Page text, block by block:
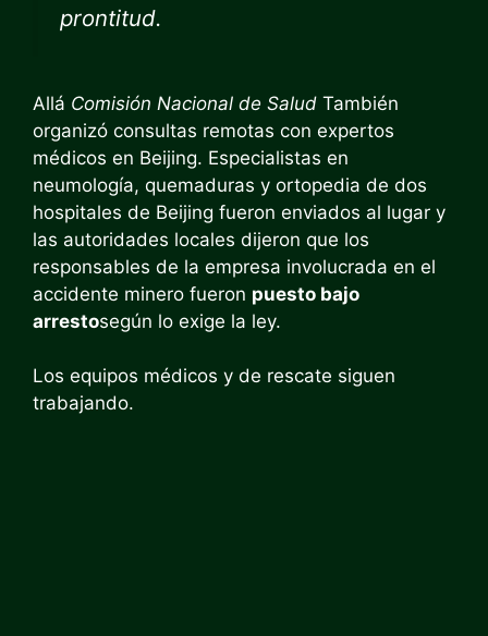
prontitud.
Allá Comisión Nacional de Salud También
organizó consultas remotas con expertos
médicos en Beijing. Especialistas en
neumología, quemaduras y ortopedia de dos
hospitales de Beijing fueron enviados al lugar y
las autoridades locales dijeron que los
responsables de la empresa involucrada en el
accidente minero fueron puesto bajo
arrestosegún lo exige la ley.
Los equipos médicos y de rescate siguen
trabajando.